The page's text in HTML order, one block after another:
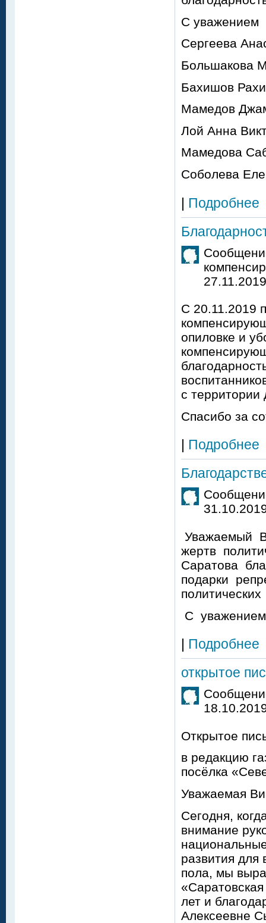
С уважением
Сергеева
Большакова
Бахишов
Мамедов
Лой Анна
Мамедова
Соболева
| Подробнее
С 20.11.2019
опиловке и
с территории
Спасибо за
Подробнее
Уважаемый
жертв
Саратова
подарки
С уважением
Подробнее
открытое
Открытое
в редакцию
посёлка
Уважаемая
Сегодня,
внимание
развития для
пола, мы
лет и
Алексеевне